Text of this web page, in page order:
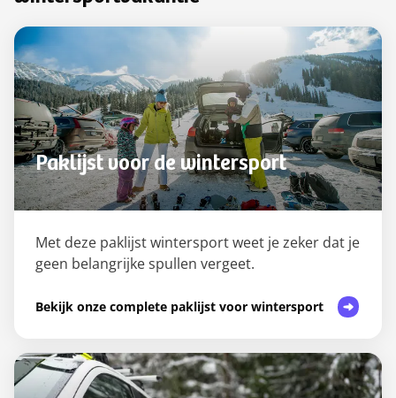
Paklijst voor de wintersport
Met deze paklijst wintersport weet je zeker dat je
geen belangrijke spullen vergeet.
Bekijk onze complete paklijst voor wintersport